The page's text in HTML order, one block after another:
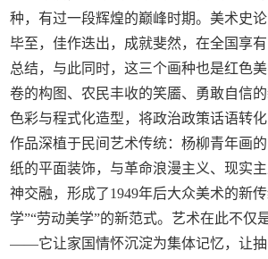
种，有过一段辉煌的巅峰时期。美术史
毕至，佳作迭出，成就斐然，在全国享有
总结，与此同时，这三个画种也是红色
卷的构图、农民丰收的笑靥、勇敢自信
色彩与程式化造型，将政治政策话语转
作品深植于民间艺术传统：杨柳青年画
纸的平面装饰，与革命浪漫主义、现实
神交融，形成了1949年后大众美术的新
学”“劳动美学”的新范式。艺术在此不仅
——它让家国情怀沉淀为集体记忆，让